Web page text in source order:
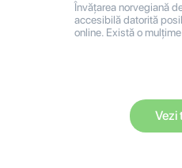
Învățarea norvegiană
accesibilă datorită
online. Există o
Vezi